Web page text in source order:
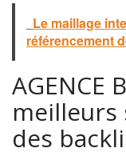
Le maillage
référencement
AGENCE
des